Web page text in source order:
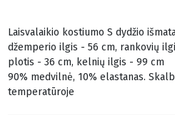
Laisvalaikio kostiumo S dydžio
džemperio ilgis - 56 cm, rankovių
plotis - 36 cm, kelnių ilgis - 99 cm
90% medvilnė, 10% elastanas.
temperatūroje